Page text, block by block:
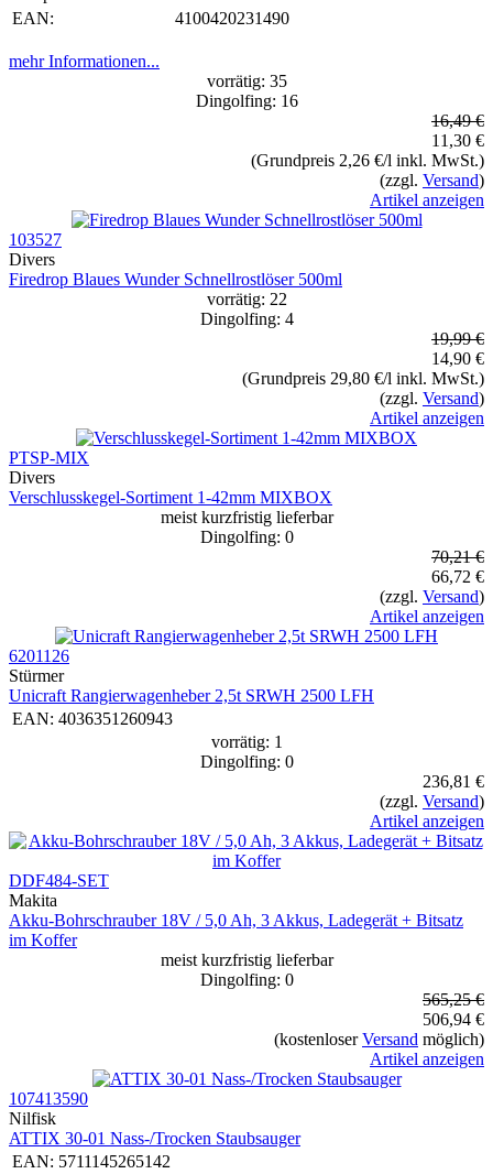
EAN:
4100420231490
mehr Informationen...
vorrätig: 35
Dingolfing: 16
16,49 €
11,30 €
(Grundpreis 2,26 €/l inkl. MwSt.)
(zzgl. Versand)
Artikel anzeigen
103527
Divers
Firedrop Blaues Wunder Schnellrostlöser 500ml
vorrätig: 22
Dingolfing: 4
19,99 €
14,90 €
(Grundpreis 29,80 €/l inkl. MwSt.)
(zzgl. Versand)
Artikel anzeigen
PTSP-MIX
Divers
Verschlusskegel-Sortiment 1-42mm MIXBOX
meist kurzfristig lieferbar
Dingolfing: 0
70,21 €
66,72 €
(zzgl. Versand)
Artikel anzeigen
6201126
Stürmer
Unicraft Rangierwagenheber 2,5t SRWH 2500 LFH
EAN: 4036351260943
vorrätig: 1
Dingolfing: 0
236,81 €
(zzgl. Versand)
Artikel anzeigen
DDF484-SET
Makita
Akku-Bohrschrauber 18V / 5,0 Ah, 3 Akkus, Ladegerät + Bitsatz
im Koffer
meist kurzfristig lieferbar
Dingolfing: 0
565,25 €
506,94 €
(kostenloserVersand möglich)
Artikel anzeigen
107413590
Nilfisk
ATTIX 30-01 Nass-/Trocken Staubsauger
EAN: 5711145265142